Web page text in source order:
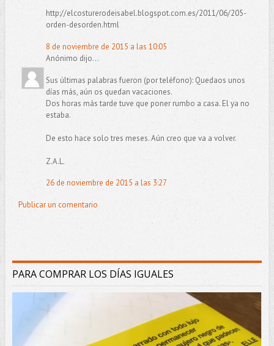
http://elcosturerodeisabel.blogspot.com.es/2011/06/205-
orden-desorden.html
8 de noviembre de 2015 a las 10:05
Anónimo dijo...
Sus últimas palabras fueron (por teléfono): Quedaos unos
días más, aún os quedan vacaciones.
Dos horas más tarde tuve que poner rumbo a casa. El ya no
estaba.
De esto hace solo tres meses. Aún creo que va a volver.
Z.A.L.
26 de noviembre de 2015 a las 3:27
Publicar un comentario
PARA COMPRAR LOS DÍAS IGUALES